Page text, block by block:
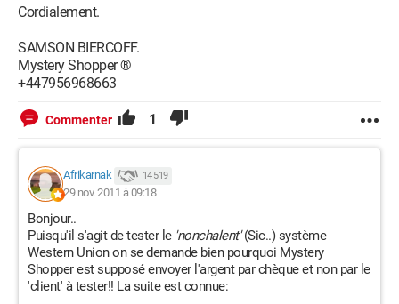
Cordialement.
SAMSON BIERCOFF.
Mystery Shopper ®
+447956968663
Commenter 1
Afrikarnak 14 519
29 nov. 2011 à 09:18
Bonjour..
Puisqu'il s'agit de tester le 'nonchalent'(Sic..) système
Western Union on se demande bien pourquoi Mystery
Shopper est supposé envoyer l'argent par chèque et non par le
'client' à tester!! La suite est connue: